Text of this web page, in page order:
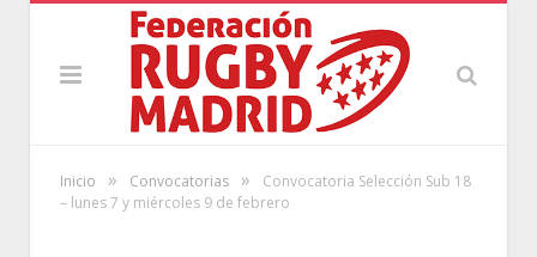
Inicio » Convocatorias »
Convocatoria Selección Sub 18
– lunes 7 y miércoles 9 de febrero